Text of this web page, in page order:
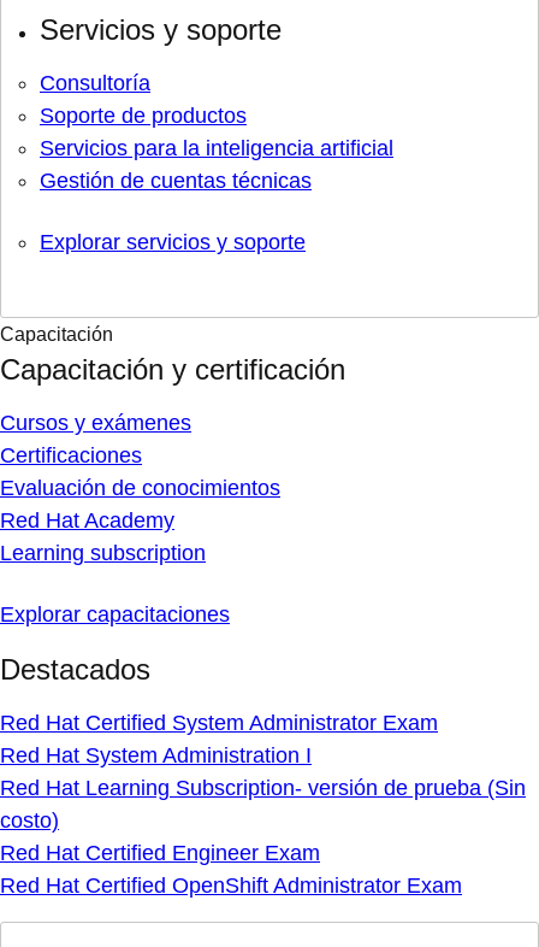
Servicios y soporte
Consultoría
Soporte de productos
Servicios para la inteligencia artificial
Gestión de cuentas técnicas
Explorar servicios y soporte
Capacitación
Capacitación y certificación
Cursos y exámenes
Certificaciones
Evaluación de conocimientos
Red Hat Academy
Learning subscription
Explorar capacitaciones
Destacados
Red Hat Certified System Administrator Exam
Red Hat System Administration I
Red Hat Learning Subscription- versión de prueba (Sin
costo)
Red Hat Certified Engineer Exam
Red Hat Certified OpenShift Administrator Exam